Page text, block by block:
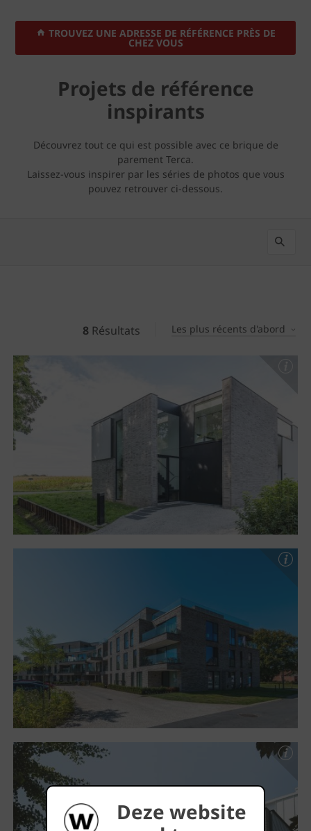
Deze website
TROUVEZ UNE ADRESSE DE RÉFÉRENCE PRÈS DE
CHEZ VOUS
Projets de référence
inspirants
Découvrez tout ce qui est possible avec ce brique de
parement Terca.
Laissez-vous inspirer par les séries de photos que vous
pouvez retrouver ci-dessous.
8 Résultats Les plus récents d'abord